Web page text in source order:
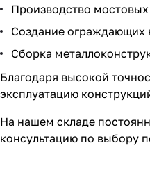
Производство
Создание ограждающих
Сборка
Благодаря высокой
эксплуатацию
На нашем складе
консультацию по выбору